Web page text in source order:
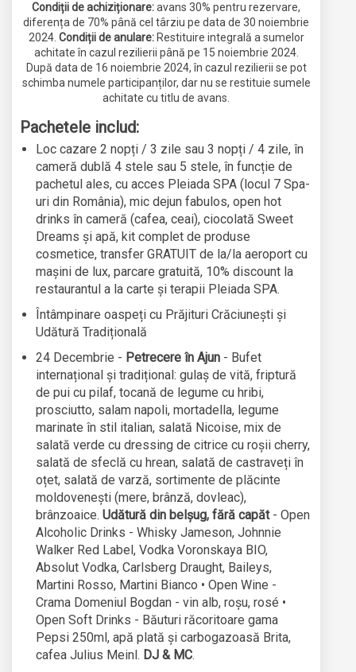
Condiții de achiziționare:avans 30% pentru rezervare,
diferența de 70% până cel târziu pe data de 30 noiembrie
2024. Condiții de anulare:Restituire integrală a sumelor
achitate în cazul rezilierii până pe 15 noiembrie 2024.
După data de 16 noiembrie 2024, în cazul rezilierii se pot
schimba numele participanților, dar nu se restituie sumele
achitate cu titlu de avans.
Pachetele includ:
Loc cazare 2 nopți / 3 zile sau 3 nopți / 4 zile, în
cameră dublă 4 stele sau 5 stele, în funcție de
pachetul ales, cu acces Pleiada SPA (locul 7 Spa-
uri din România), mic dejun fabulos, open hot
drinks în cameră (cafea, ceai), ciocolată Sweet
Dreams și apă, kit complet de produse
cosmetice, transfer GRATUIT de la/la aeroport cu
mașini de lux, parcare gratuită, 10% discount la
restaurantul a la carte și terapii Pleiada SPA.
Întâmpinare oaspeți cu Prăjituri Crăciunești și
Udătură Tradițională
24 Decembrie - Petrecere în Ajun - Bufet
internațional și tradițional: gulaș de vită, friptură
de pui cu pilaf, tocană de legume cu hribi,
prosciutto, salam napoli, mortadella, legume
marinate în stil italian, salată Nicoise, mix de
salată verde cu dressing de citrice cu roșii cherry,
salată de sfeclă cu hrean, salată de castraveți în
oțet, salată de varză, sortimente de plăcinte
moldovenești (mere, brânză, dovleac),
brânzoaice. Udătură din belșug, fără capăt- Open
Alcoholic Drinks - Whisky Jameson, Johnnie
Walker Red Label, Vodka Voronskaya BIO,
Absolut Vodka, Carlsberg Draught, Baileys,
Martini Rosso, Martini Bianco • Open Wine -
Crama Domeniul Bogdan - vin alb, roșu, rosé •
Open Soft Drinks - Băuturi răcoritoare gama
Pepsi 250ml, apă plată și carbogazoasă Brita,
cafea Julius Meinl. DJ & MC.